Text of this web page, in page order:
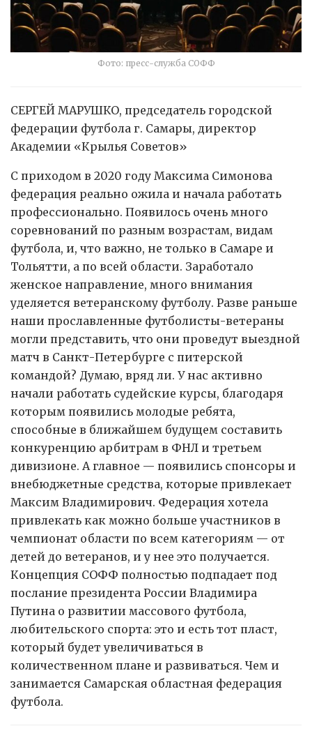
Фото: пресс-служба СОФФ
СЕРГЕЙ МАРУШКО, председатель городской
федерации футбола г. Самары, директор
Академии «Крылья Советов»
С приходом в 2020 году Максима Симонова
федерация реально ожила и начала работать
профессионально. Появилось очень много
соревнований по разным возрастам, видам
футбола, и, что важно, не только в Самаре и
Тольятти, а по всей области. Заработало
женское направление, много внимания
уделяется ветеранскому футболу. Разве раньше
наши прославленные футболисты-ветераны
могли представить, что они проведут выездной
матч в Санкт-Петербурге с питерской
командой? Думаю, вряд ли. У нас активно
начали работать судейские курсы, благодаря
которым появились молодые ребята,
способные в ближайшем будущем составить
конкуренцию арбитрам в ФНЛ и третьем
дивизионе. А главное — появились спонсоры и
внебюджетные средства, которые привлекает
Максим Владимирович. Федерация хотела
привлекать как можно больше участников в
чемпионат области по всем категориям — от
детей до ветеранов, и у нее это получается.
Концепция СОФФ полностью подпадает под
послание президента России Владимира
Путина о развитии массового футбола,
любительского спорта: это и есть тот пласт,
который будет увеличиваться в
количественном плане и развиваться. Чем и
занимается Самарская областная федерация
футбола.